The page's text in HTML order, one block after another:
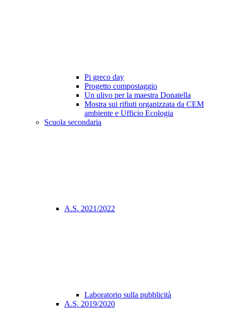
Pi greco day
Progetto compostaggio
Un ulivo per la maestra Donatella
Mostra sui rifiuti organizzata da CEM
ambiente e Ufficio Ecologia
Scuola secondaria
A.S. 2021/2022
Laboratorio sulla pubblicità
A.S. 2019/2020